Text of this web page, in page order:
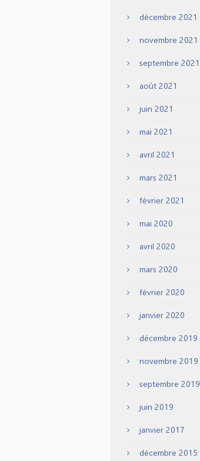
décembre 2021
novembre 2021
septembre 2021
août 2021
juin 2021
mai 2021
avril 2021
mars 2021
février 2021
mai 2020
avril 2020
mars 2020
février 2020
janvier 2020
décembre 2019
novembre 2019
septembre 2019
juin 2019
janvier 2017
décembre 2015